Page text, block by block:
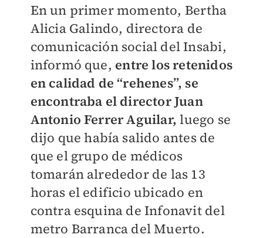
En un primer momento, Bertha
Alicia Galindo, directora de
comunicación social del Insabi,
informó que, entre los retenidos
en calidad de “rehenes”, se
encontraba el director Juan
Antonio Ferrer Aguilar, luego se
dijo que había salido antes de
que el grupo de médicos
tomarán alrededor de las 13
horas el edificio ubicado en
contra esquina de Infonavit del
metro Barranca del Muerto.